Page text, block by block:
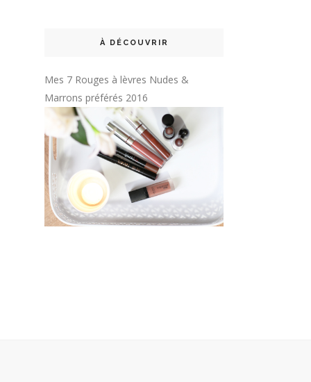
À DÉCOUVRIR
Mes 7 Rouges à lèvres Nudes &
Marrons préférés 2016